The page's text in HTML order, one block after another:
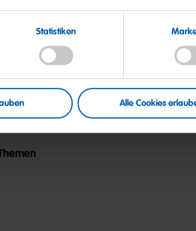
Statistiken
Alle Cookies
gute Kenntnisse in einer
sowie
Handeln auszeichnen